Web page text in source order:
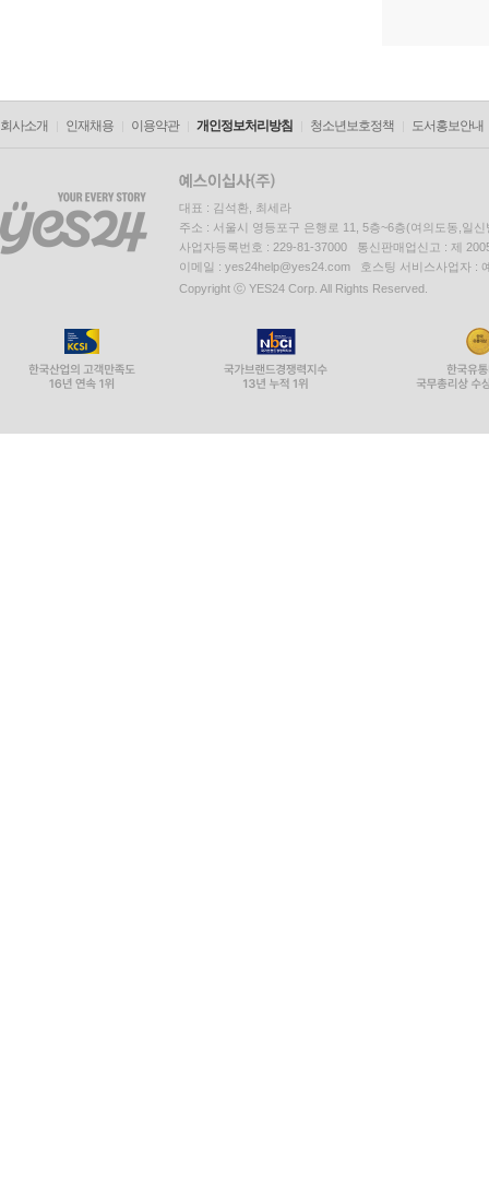
회사소개 인재채용 이용약관 개인정보처리방침 청소년보호정책 도서홍보안내
대표 : 김석환, 최세라
주소 : 서울시 영등포구 은행로 11, 5층~6층(여의도동,일신
사업자등록번호 : 229-81-37000 통신판매업신고 : 제
이메일 : yes24help@yes24.com 호스팅 서비스사업자 :
Copyright ⓒ YES24 Corp. All Rights Reserved.